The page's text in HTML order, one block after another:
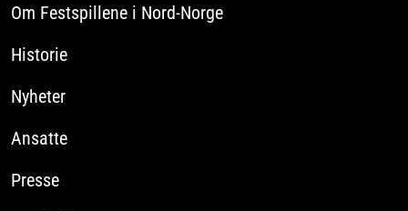
Om Festspillene i Nord-Norge
Historie
Nyheter
Ansatte
Presse